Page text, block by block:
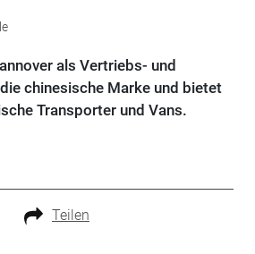
als Vertriebs- und
chinesische Marke und bietet
Transporter und Vans.
Teilen